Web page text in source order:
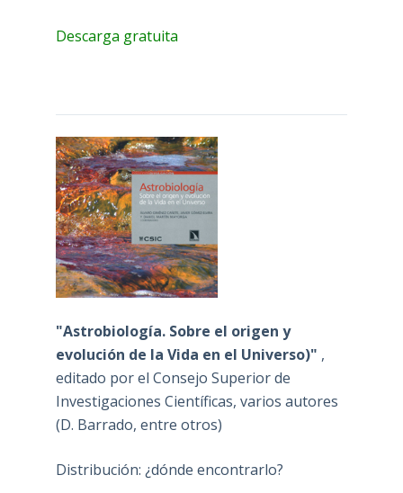
Descarga gratuita
"Astrobiología. Sobre el origen y
evolución de la Vida en el Universo)" ,
editado por el Consejo Superior de
Investigaciones Científicas, varios autores
(D. Barrado, entre otros)
Distribución: ¿dónde encontrarlo?